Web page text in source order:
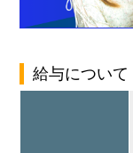
給与について